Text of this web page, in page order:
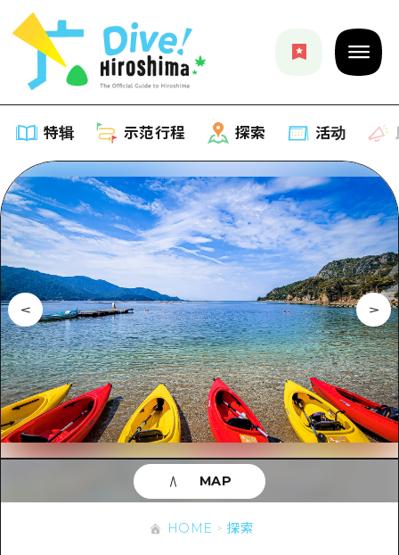
特辑 示范行程 探索 活动
特辑
列表
推荐
艺术
活动·庙会
美食·酒水
骑自行车
购物
运动
夜晚生活
示范行程
列表
Dive!Hiroshima官方向导
广岛随意旅行
广岛市内
安艺
答对了
探索
列表
广岛市内
安艺
答對了
美北
活动
应时信息
有用的信息
列表
HOME 探索
MAP